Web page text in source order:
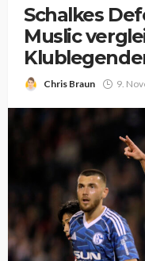
Schalkes
Muslic
Chris Braun 9.